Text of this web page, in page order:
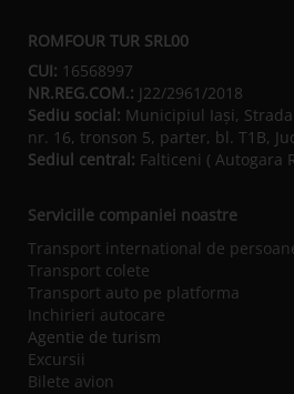
ROMFOUR TUR SRL00
CUI: 16568997
NR.REG.COM.: J22/2961/2018
Sediu social: Municipiul Iaşi,
nr. 16, tronson 5, parter, bl. T1B,
Sediul central: Falticeni ( Autogara
Serviciile companiei noastre
Transport international de
Transport colete
Transport auto pe platforma
Inchirieri autocare
Agentie de turism
Excursii
Bilete avion